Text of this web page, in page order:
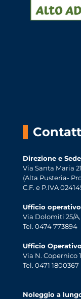
Direzione e
Via Santa Maria
(Alta Pusteria-
C.F. e P.IVA
Ufficio
Via Dolomiti 25/
Tel. 0474 773894
Ufficio
Via N. Copernico
Tel. 0471 1800367
Noleggio a